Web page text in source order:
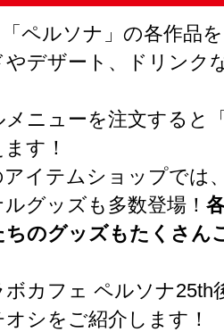
ペルソナ」の各作品
やデザート、ドリンク
メニューを注文すると
す！
アイテムショップでは
グッズも多数登場！
のグッズもたくさん
カフェ ペルソナ25th
シをご紹介します！